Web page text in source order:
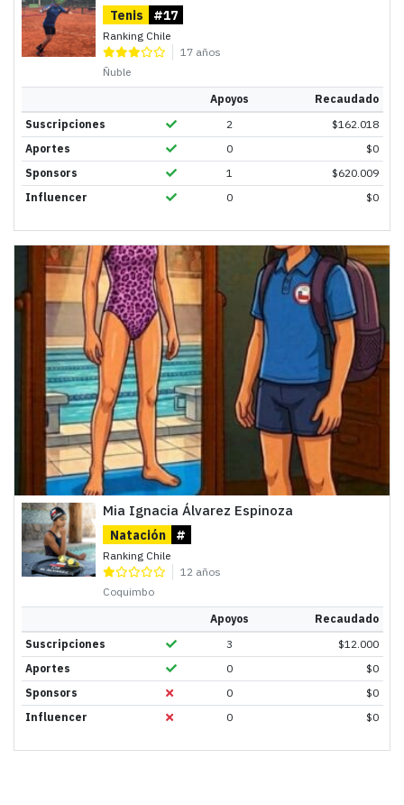
Tenis #17
Ranking Chile
17 años
Ñuble
Apoyos
Recaudado
Suscripciones
2 $162.018
Aportes
0 $0
Sponsors
1 $620.009
Influencer
0 $0
Mia Ignacia Álvarez Espinoza
Natación #
Ranking Chile
12 años
Coquimbo
Apoyos
Recaudado
Suscripciones
3 $12.000
Aportes
0 $0
Sponsors
0 $0
Influencer
0 $0